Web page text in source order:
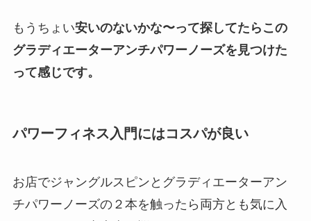
もうちょい安いのないかな〜って探してたらこの
グラディエーターアンチパワーノーズを見つけた
って感じです。
パワーフィネス入門にはコスパが良い
お店でジャングルスピンとグラディエーターアン
チパワーノーズの２本を触ったら両方とも気に入